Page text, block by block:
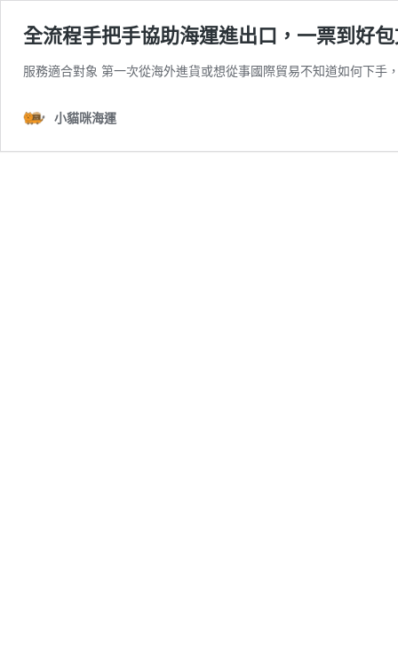
全流程手把手協助海運進出口，一票到好
服務適合對象 第一次從海外進貨或想從事國際貿易不知道如何下
小貓咪海運